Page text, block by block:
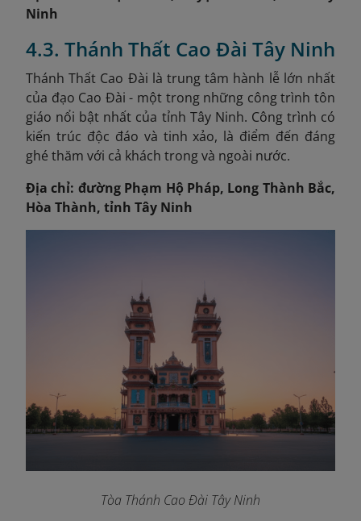
Ninh
4.3. Thánh Thất Cao Đài Tây Ninh
Thánh Thất Cao Đài là trung tâm hành lễ lớn nhất
của đạo Cao Đài - một trong những công trình tôn
giáo nổi bật nhất của tỉnh Tây Ninh. Công trình có
kiến trúc độc đáo và tinh xảo, là điểm đến đáng
ghé thăm với cả khách trong và ngoài nước.
Địa chỉ: đường Phạm Hộ Pháp, Long Thành Bắc,
Hòa Thành, tỉnh Tây Ninh
Tòa Thánh Cao Đài Tây Ninh